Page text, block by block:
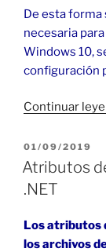
De esta forma
necesaria
Windows 10,
configuración
Continuar
PUBLICADO
EL
01/09/2019
Atributos
.NET
Los atributos
los archivos